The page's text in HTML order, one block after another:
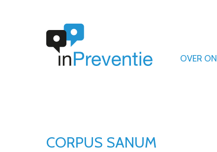
OVER
U bevindt zich hier:
CORPUS SANUM